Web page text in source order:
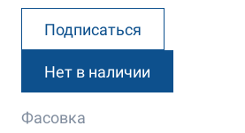
Подписаться
Нет в наличии
Фасовка